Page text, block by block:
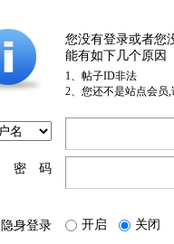
您没有登录或者您
能有如下几个原因
1、帖子ID非法
2、您还不是站点会员
密 码
隐身登录 开启 关闭